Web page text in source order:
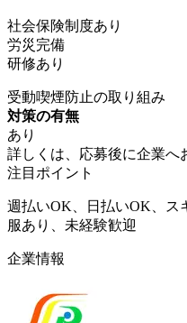
社会保険制度あり
労災完備
研修あり
受動喫煙防止の取り組み
対策の有無
あり
詳しくは、応募後に企業へ
注目ポイント
週払いOK、日払いOK、ス
服あり、未経験歓迎
企業情報